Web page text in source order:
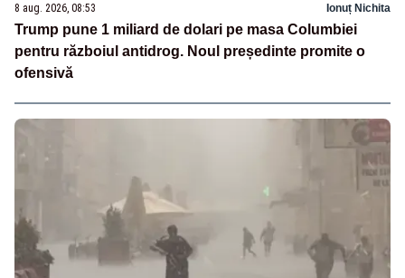
8 aug. 2026, 08:53 Ionuț Nichita
Trump pune 1 miliard de dolari pe masa Columbiei
pentru războiul antidrog. Noul președinte promite o
ofensivă